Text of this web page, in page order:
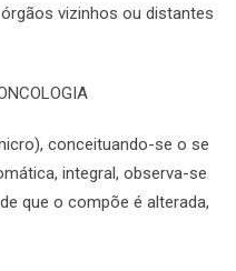
vizinhos ou distantes
conceituando-se o se
integral, observa-se
que o compõe é alterada,